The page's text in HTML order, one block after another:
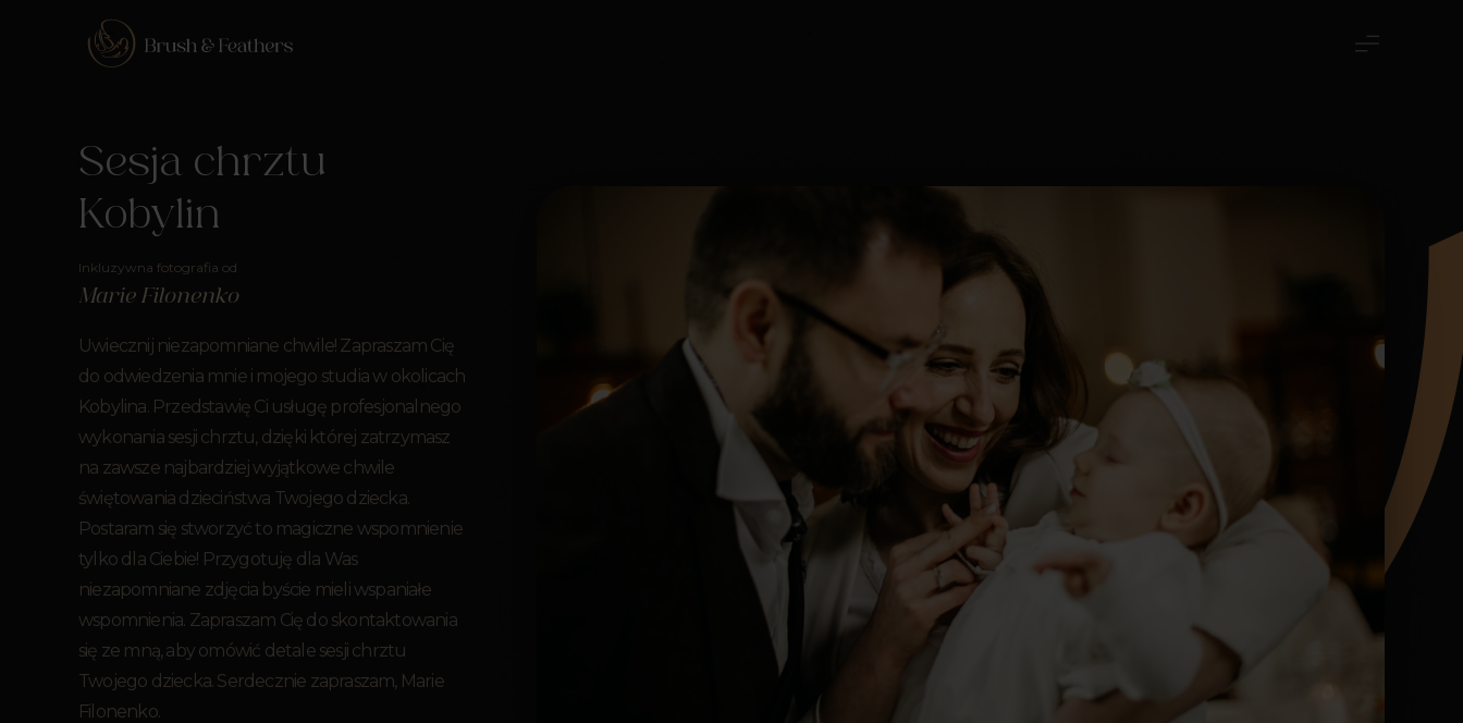
Sesja chrztu
Kobylin
Inkluzywna fotografia od
Marie Filonenko
Uwiecznij niezapomniane chwile! Zapraszam Cię
do odwiedzenia mnie i mojego studia w okolicach
Kobylina. Przedstawię Ci usługę profesjonalnego
wykonania sesji chrztu, dzięki której zatrzymasz
na zawsze najbardziej wyjątkowe chwile
świętowania dzieciństwa Twojego dziecka.
Postaram się stworzyć to magiczne wspomnienie
tylko dla Ciebie! Przygotuję dla Was
niezapomniane zdjęcia byście mieli wspaniałe
wspomnienia. Zapraszam Cię do skontaktowania
się ze mną, aby omówić detale sesji chrztu
Twojego dziecka. Serdecznie zapraszam, Marie
Filonenko.